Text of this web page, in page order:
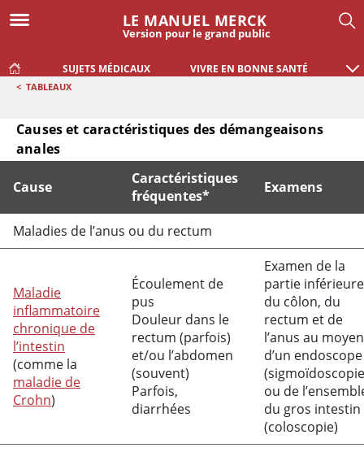
LE MANUEL MERCK
Version pour le grand public
SUJETS MÉDICAUX VIVRE EN BONNE SANTÉ
< TABLEAUX
Causes et caractéristiques des démangeaisons
anales
Causes et caractéristiques des démangeaisons anales
Cause
Caractéristiques
fréquentes*
Examens
Maladies de l’anus ou du rectum
Maladie
inflammatoire
chronique de
l’intestin
(comme la
maladie de
Crohn)
Écoulement de
pus
Douleur dans le
rectum (parfois)
et/ou l’abdomen
(souvent)
Parfois,
diarrhées
Examen de la
partie inférieure
du côlon, du
rectum et de
l’anus au moyen
d’un endoscope
ou de
du gros intestin
(coloscopie)